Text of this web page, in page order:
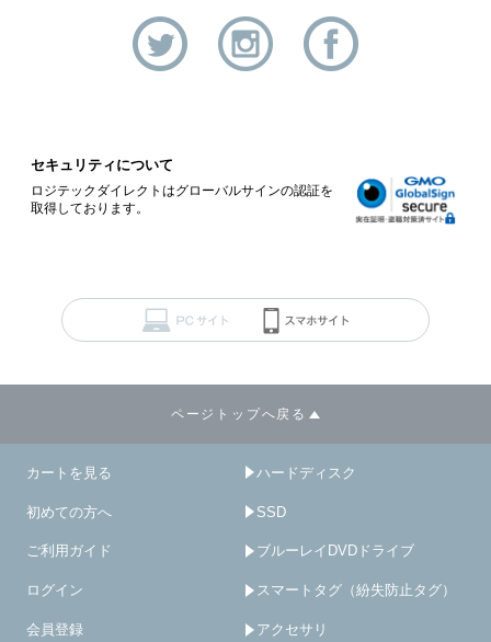
セキュリティについて
ロジテックダイレクトはグローバルサインの認証を
取得しております。
ページトップへ戻る
カートを見る
初めての方へ
ご利用ガイド
ログイン
会員登録
ハードディスク
SSD
ブルーレイDVDドライブ
スマートタグ（紛失防止タグ）
アクセサリ